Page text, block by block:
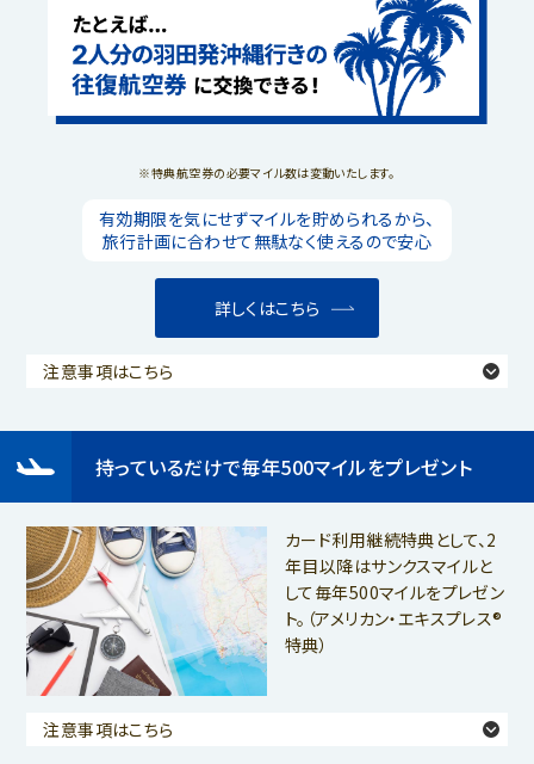
特典航空券の必要マイル数は変動いたします。
有効期限を気にせずマイルを貯められるから、
旅行計画に合わせて無駄なく使えるので安心
詳しくはこちら
注意事項はこちら
持っているだけで毎年500マイルをプレゼント
カード利用継続特典として、2
年目以降はサンクスマイルと
して毎年500マイルをプレゼン
ト。（アメリカン・エキスプレス®
特典）
注意事項はこちら